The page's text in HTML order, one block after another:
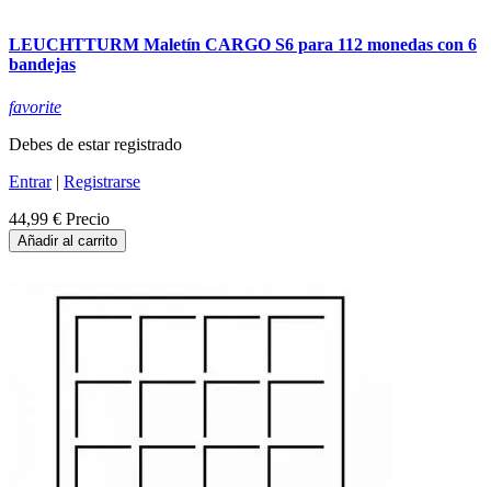
LEUCHTTURM Maletín CARGO S6 para 112 monedas con 6
bandejas
favorite
Debes de estar registrado
Entrar| Registrarse
44,99 € Precio
Añadir al carrito